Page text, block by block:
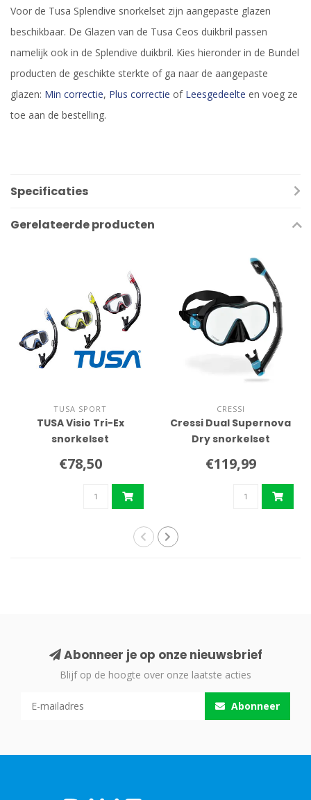
Voor de Tusa Splendive snorkelset zijn aangepaste glazen
beschikbaar. De Glazen van de Tusa Ceos duikbril passen
namelijk ook in de Splendive duikbril. Kies hieronder in de Bundel
producten de geschikte sterkte of ga naar de aangepaste
glazen: Min correctie, Plus correctie of Leesgedeelte en voeg ze
toe aan de bestelling.
Specificaties
Gerelateerde producten
TUSA SPORT
TUSA Visio Tri-Ex
snorkelset
€78,50
CRESSI
Cressi Dual Supernova
Dry snorkelset
€119,99
Abonneer je op onze nieuwsbrief
Blijf op de hoogte over onze laatste acties
Abonneer